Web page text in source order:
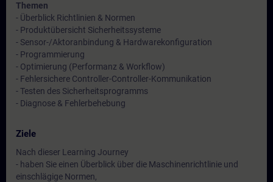
Themen
- Überblick Richtlinien & Normen
- Produktübersicht Sicherheitssysteme
- Sensor-/Aktoranbindung & Hardwarekonfiguration
- Programmierung
- Optimierung (Performanz & Workflow)
- Fehlersichere Controller-Controller-Kommunikation
- Testen des Sicherheitsprogramms
- Diagnose & Fehlerbehebung
Ziele
Nach dieser Learning Journey
- haben Sie einen Überblick über die Maschinenrichtlinie und
einschlägige Normen,